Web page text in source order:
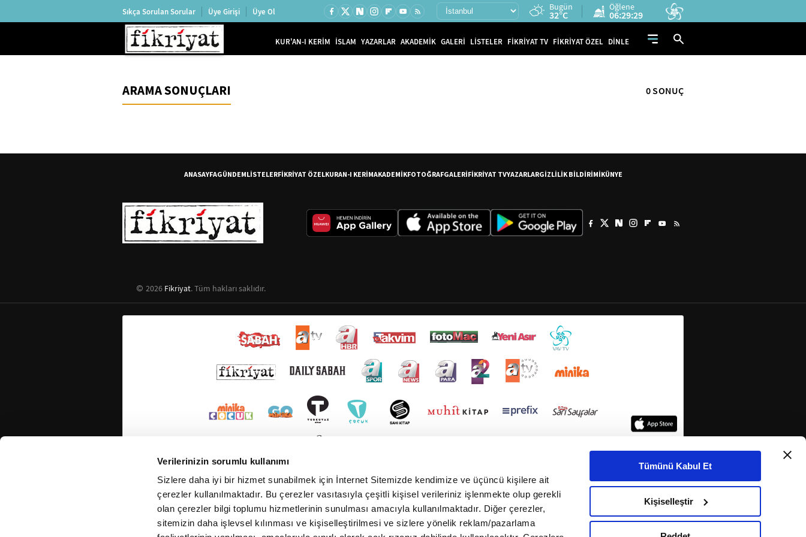
Verilerinizin sorumlu kullanımı
Sizlere daha iyi bir hizmet sunabilmek için İnternet Sitemizde kendimize ve üçüncü kişilere ait
çerezler kullanılmaktadır. Bu çerezler vasıtasıyla çeşitli kişisel verileriniz işlenmekte olup gerekli
olan çerezler bilgi toplumu hizmetlerinin sunulması amacıyla kullanılmaktadır. Diğer çerezler,
sitemizin daha işlevsel kılınması ve kişiselleştirilmesi ve sizlere yönelik reklam/pazarlama
Tümünü Kabul Et
Kişiselleştir
Sıkça Sorulan Sorular Üye Girişi Üye Ol Bugün
32°C
Öğlene
06:29:29
KUR'AN-I KERİM İSLAM YAZARLAR AKADEMİK GALERİ LİSTELER FİKRİYAT TV FİKRİYAT ÖZEL DİNLE
ARAMA SONUÇLARI 0 SONUÇ
ANASAYFAGÜNDEMLİSTELERFİKRİYAT ÖZELKURAN-I KERİMAKADEMİKFOTOĞRAFGALERİFİKRİYAT TVYAZARLARGİZLİLİK BİLDİRİMİKÜNYE
2026 Fikriyat. Tüm hakları saklıdır.